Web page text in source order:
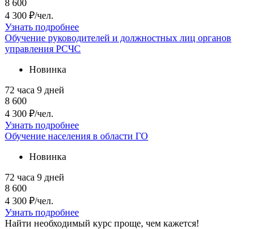
8 600
4 300 ₽/чел.
Узнать подробнее
Обучение руководителей и должностных лиц органов
управления РСЧС
Новинка
72 часа 9 дней
8 600
4 300 ₽/чел.
Узнать подробнее
Обучение населения в области ГО
Новинка
72 часа 9 дней
8 600
4 300 ₽/чел.
Узнать подробнее
Найти необходимый курс проще, чем кажется!